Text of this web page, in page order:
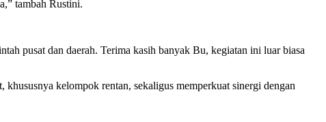
tambah Rustini.
pusat dan daerah. Terima kasih banyak Bu, kegiatan ini luar biasa
kelompok rentan, sekaligus memperkuat sinergi dengan